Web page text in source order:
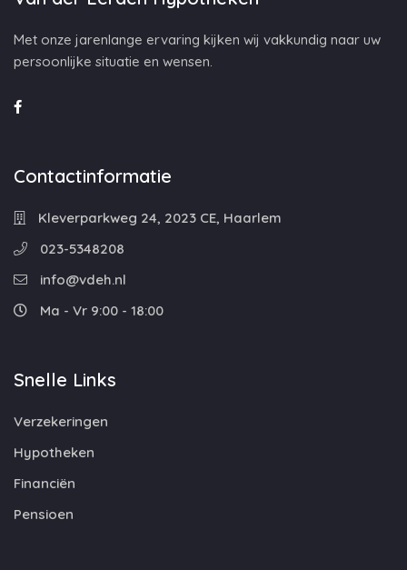
Met onze jarenlange ervaring kijken wij vakkundig naar uw
persoonlijke situatie en wensen.
Contactinformatie
Kleverparkweg 24, 2023 CE, Haarlem
023-5348208
info@vdeh.nl
Ma - Vr 9:00 - 18:00
Snelle Links
Verzekeringen
Hypotheken
Financiën
Pensioen